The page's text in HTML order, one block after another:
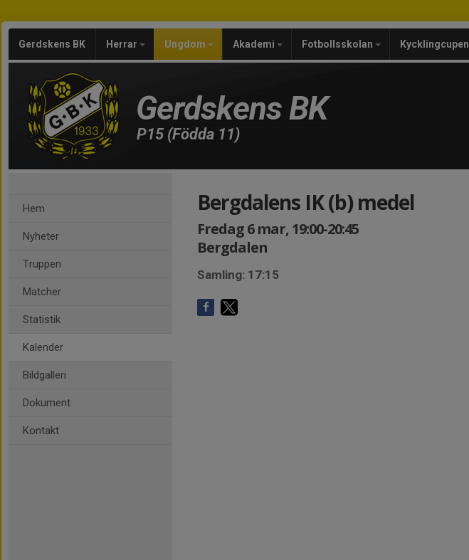
Gerdskens BK Herrar Ungdom Akademi Fotbollsskolan Kycklingcupen
Gerdskens BK
P15 (Födda 11)
Hem
Nyheter
Truppen
Matcher
Statistik
Kalender
Bildgalleri
Dokument
Kontakt
Bergdalens IK (b) medel
Fredag 6 mar, 19:00-20:45
Bergdalen
Samling: 17:15